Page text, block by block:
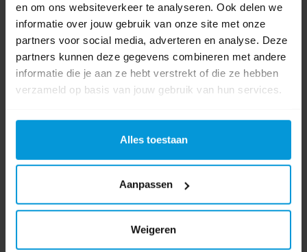
en om ons websiteverkeer te analyseren. Ook delen we
informatie over jouw gebruik van onze site met onze
partners voor social media, adverteren en analyse. Deze
partners kunnen deze gegevens combineren met andere
informatie die je aan ze hebt verstrekt of die ze hebben
verzameld op basis van jouw gebruik van hun services.
Alles toestaan
Aanpassen
Weigeren
Artikelnummer: 46106532
Duurzaamheidsscore: in behandeling
Inhoud: 1,0 ltr
pH Waarde: 9,0
Direct leverbaar
Ophalen in Wijchen is mogelijk.